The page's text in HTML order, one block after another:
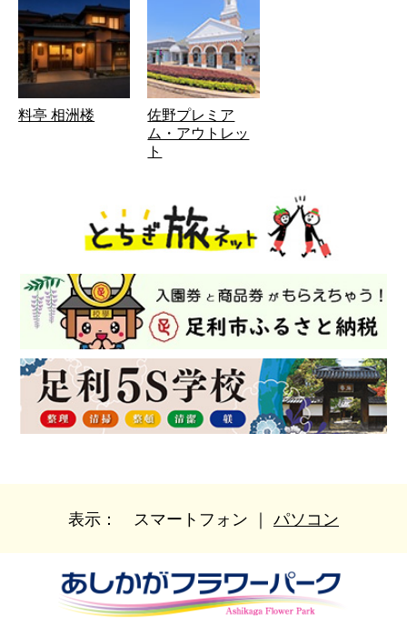
料亭 相洲楼
佐野プレミア
ム・アウトレッ
ト
表示： スマートフォン ｜ パソコン